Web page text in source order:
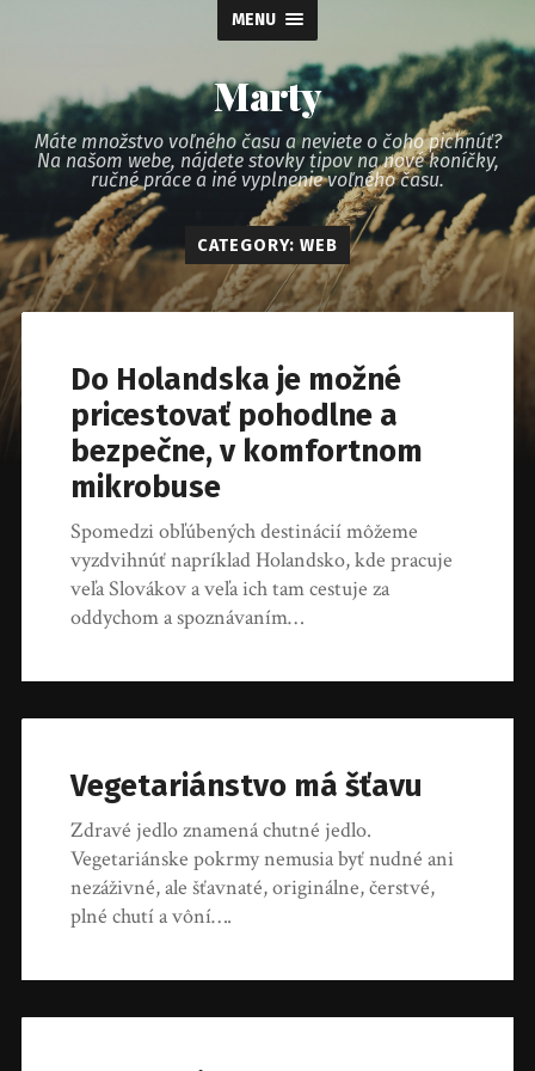
MENU
Marty
Máte množstvo voľného času a neviete o čoho pichnúť?
Na našom webe, nájdete stovky tipov na nové koníčky,
ručné práce a iné vyplnenie voľného času.
CATEGORY: WEB
Do Holandska je možné
pricestovať pohodlne a
bezpečne, v komfortnom
mikrobuse
Spomedzi obľúbených destinácií môžeme
vyzdvihnúť napríklad Holandsko, kde pracuje
veľa Slovákov a veľa ich tam cestuje za
oddychom a spoznávaním…
Vegetariánstvo má šťavu
Zdravé jedlo znamená chutné jedlo.
Vegetariánske pokrmy nemusia byť nudné ani
nezáživné, ale šťavnaté, originálne, čerstvé,
plné chutí a vôní….